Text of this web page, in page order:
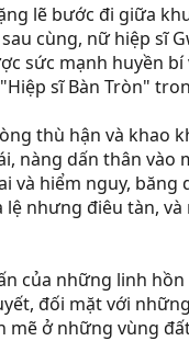
lẽ bước đi giữa
cùng, nữ hiệp sĩ
sức mạnh huyền bí
sĩ Bàn Tròn"
thù hận và khao
nàng dấn thân vào
và hiểm nguy, băng
nhưng điêu tàn,
của những linh
đối mặt với
mẽ ở những vùng